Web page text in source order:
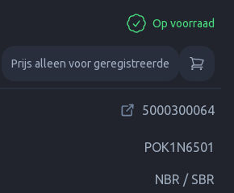
Op voorraad
Prijs alleen voor geregistreerde
5000300064
POK1N6501
NBR / SBR